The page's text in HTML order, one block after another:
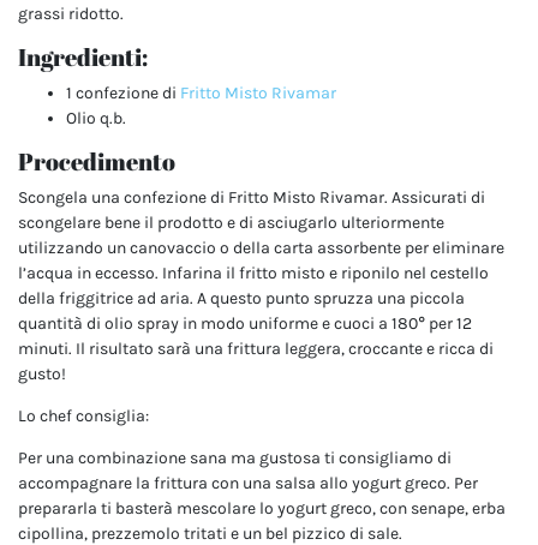
grassi ridotto.
Ingredienti:
1 confezione di Fritto Misto Rivamar
Olio q.b.
Procedimento
Scongela una confezione di Fritto Misto Rivamar. Assicurati di
scongelare bene il prodotto e di asciugarlo ulteriormente
utilizzando un canovaccio o della carta assorbente per eliminare
l’acqua in eccesso. Infarina il fritto misto e riponilo nel cestello
della friggitrice ad aria. A questo punto spruzza una piccola
quantità di olio spray in modo uniforme e cuoci a 180° per 12
minuti. Il risultato sarà una frittura leggera, croccante e ricca di
gusto!
Lo chef consiglia:
Per una combinazione sana ma gustosa ti consigliamo di
accompagnare la frittura con una salsa allo yogurt greco. Per
prepararla ti basterà mescolare lo yogurt greco, con senape, erba
cipollina, prezzemolo tritati e un bel pizzico di sale.